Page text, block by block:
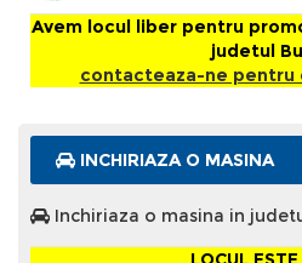
Avem locul liber pentru
judetul
contacteaza-ne pentru
INCHIRIAZA O MASINA
Inchiriaza o masina in